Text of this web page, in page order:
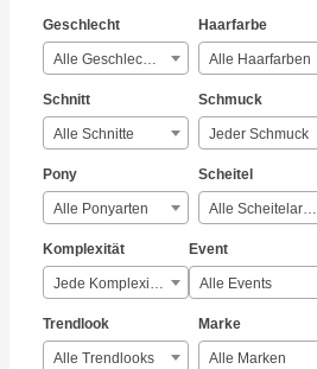
Geschlecht
Alle Geschlechter
Haarfarbe
Alle Haarfarben
Schnitt
Alle Schnitte
Schmuck
Jeder Schmuck
Pony
Alle Ponyarten
Scheitel
Alle Scheitelarten
Komplexität
Jede Komplexität
Event
Alle Events
Trendlook
Alle Trendlooks
Marke
Alle Marken